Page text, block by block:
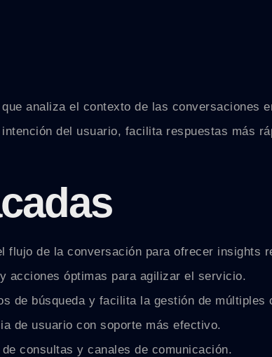
analiza el contexto de las conversaciones
del usuario, facilita respuestas más
flujo de la conversación para ofrecer insights
acciones óptimas para agilizar el servicio.
de búsqueda y facilita la gestión de múltiples
de usuario con soporte más efectivo.
consultas y canales de comunicación.